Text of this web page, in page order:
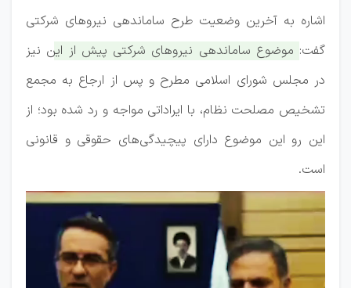
اشاره به آخرین وضعیت طرح ساماندهی نیروهای شرکتی
گفت: موضوع ساماندهی نیروهای شرکتی پیش از این نیز
در مجلس شورای اسلامی مطرح و پس از ارجاع به مجمع
تشخیص مصلحت نظام، با ایراداتی مواجه و رد شده بود؛ از
این رو این موضوع دارای پیچیدگی‌های حقوقی و قانونی
است.